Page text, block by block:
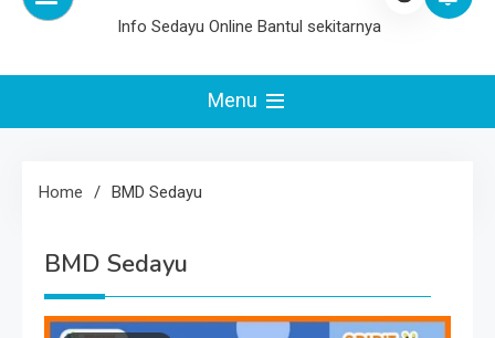
Info Sedayu Online Bantul sekitarnya
Menu
Home BMD Sedayu
BMD Sedayu